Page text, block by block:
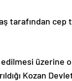
tarafından cep
üzerine
Kozan